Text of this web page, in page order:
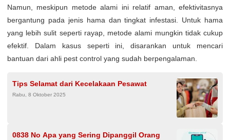
Namun, meskipun metode alami ini relatif aman, efektivitasnya
bergantung pada jenis hama dan tingkat infestasi. Untuk hama
yang lebih sulit seperti rayap, metode alami mungkin tidak cukup
efektif. Dalam kasus seperti ini, disarankan untuk mencari
bantuan dari ahli pest control yang sudah berpengalaman.
Tips Selamat dari Kecelakaan Pesawat
Rabu, 8 Oktober 2025
0838 No Apa yang Sering Dipanggil Orang